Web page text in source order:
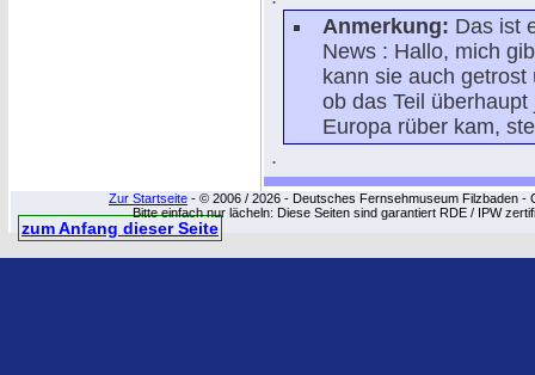
Anmerkung: Das ist
News : Hallo, mich
kann sie auch
ob das Teil
Europa rüber kam,
.
Zur Startseite - © 2006 / 2026 - Deutsches Fernsehmuseum Filzbaden -
Bitte einfach nur lächeln: Diese Seiten sind garantiert RDE / IPW
zum Anfang dieser Seite